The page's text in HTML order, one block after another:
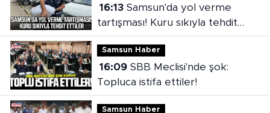
16:13Samsun'da yol verme
tartışması! Kuru sıkıyla tehdit
ettiler
Samsun Haber
16:09SBB Meclisi'nde şok:
Topluca istifa ettiler!
Samsun Haber